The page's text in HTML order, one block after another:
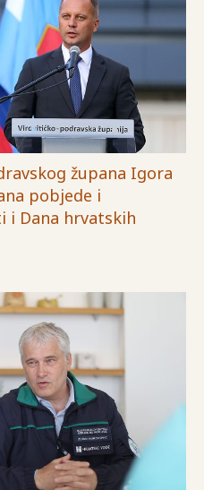
župana Igora
pobjede i
i Dana hrvatskih